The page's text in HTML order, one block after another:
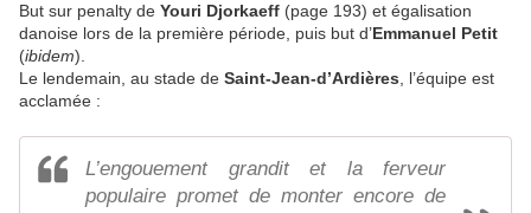
But sur penalty de Youri Djorkaeff (page 193) et égalisation
danoise lors de la première période, puis but d’Emmanuel Petit
(ibidem).
Le lendemain, au stade de Saint-Jean-d’Ardières , l’équipe est
acclamée :
L’engouement grandit et la ferveur
populaire promet de monter encore de